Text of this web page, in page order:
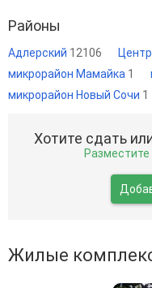
Районы
Адлерский 12106
микрорайон Мамайка 1
микрорайон Новый Сочи 1
Хотите сдать
Жилые